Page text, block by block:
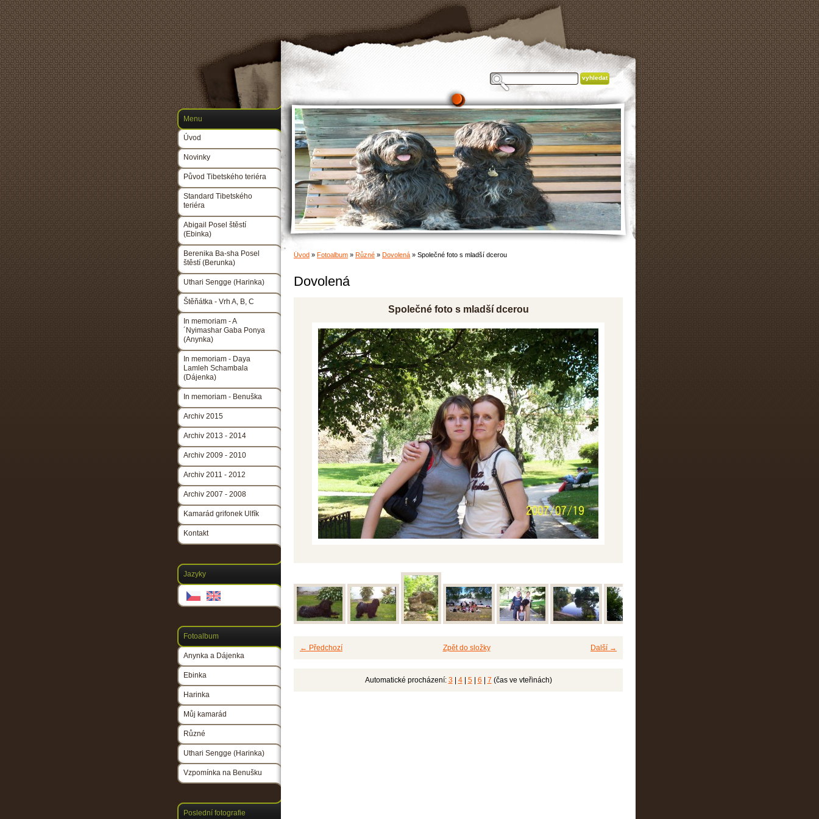
Úvod » Fotoalbum » Různé » Dovolená » Společné foto s mladší dcerou
Dovolená
Společné foto s mladší dcerou
← Předchozí Další →
Zpět do složky
Automatické procházení: 3 4| 5| 6 7 (čas ve vteřinách)
Menu
Úvod
Novinky
Původ Tibetského teriéra
Standard Tibetského
teriéra
Abigail Posel štěstí
(Ebinka)
Berenika Ba-sha Posel
štěstí (Berunka)
Uthari Sengge (Harinka)
Štěňátka - Vrh A, B, C
In memoriam - A
´Nyimashar Gaba Ponya
(Anynka)
In memoriam - Daya
Lamleh Schambala
(Dájenka)
In memoriam - Benuška
Archiv 2015
Archiv 2013 - 2014
Archiv 2009 - 2010
Archiv 2011 - 2012
Archiv 2007 - 2008
Kamarád grifonek Ulfík
Kontakt
Jazyky
Fotoalbum
Anynka a Dájenka
Ebinka
Harinka
Můj kamarád
Různé
Uthari Sengge (Harinka)
Vzpomínka na Benušku
Poslední fotografie